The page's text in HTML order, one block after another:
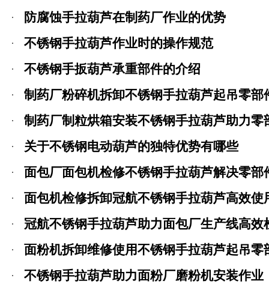
防腐蚀手拉葫芦在制药厂作业的优势
不锈钢手拉葫芦作业时的操作规范
不锈钢手扳葫芦承重部件的介绍
制药厂粉碎机拆卸不锈钢手拉葫芦起吊零部
制药厂制粒烘箱安装不锈钢手拉葫芦助力零
关于不锈钢电动葫芦的独特优势有哪些
面包厂面包机检修不锈钢手拉葫芦解决零部
面包机检修拆卸冠航不锈钢手拉葫芦高效使
冠航不锈钢手拉葫芦助力面包厂生产线高效
面粉机拆卸维修使用不锈钢手拉葫芦起吊零
不锈钢手拉葫芦助力面粉厂磨粉机安装作业